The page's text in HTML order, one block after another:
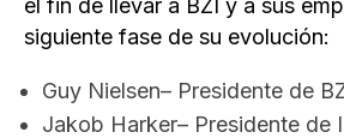
siguiente fase de su evolución:
Guy Nielsen– Presidente de
Jakob Harker– Presidente de